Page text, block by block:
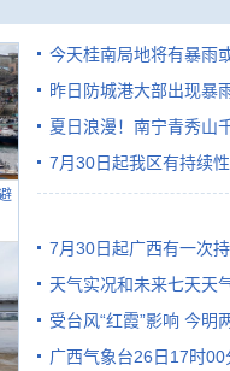
今天桂南局地将有暴雨
需继续防范
昨日防城港大部出现暴
雨
夏日浪漫！南宁青秀山
7月30日起我区有持续
7月30日起广西有一次
天气实况和未来七天天
受台风“红霞”影响 今明
有较强降雨
广西气象台26日17时